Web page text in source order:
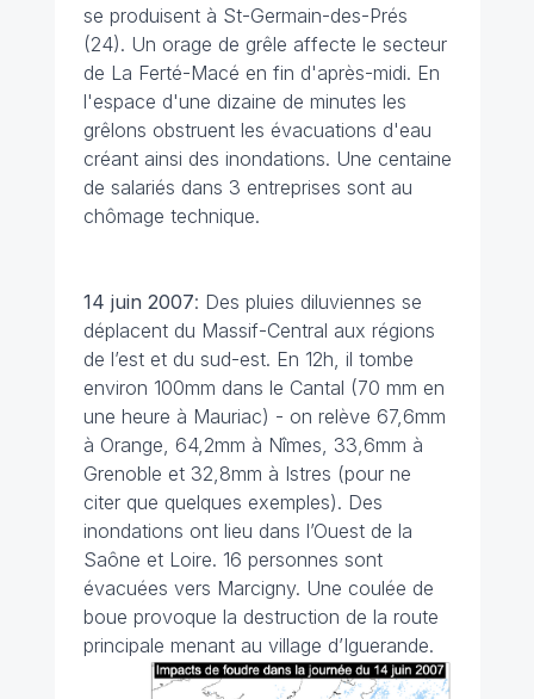
se produisent à St-Germain-des-Prés
(24). Un orage de grêle affecte le secteur
de La Ferté-Macé en fin d'après-midi. En
l'espace d'une dizaine de minutes les
grêlons obstruent les évacuations d'eau
créant ainsi des inondations. Une centaine
de salariés dans 3 entreprises sont au
chômage technique.
14 juin 2007: Des pluies diluviennes se
déplacent du Massif-Central aux régions
de l’est et du sud-est. En 12h, il tombe
environ 100mm dans le Cantal (70 mm en
une heure à Mauriac) - on relève 67,6mm
à Orange, 64,2mm à Nîmes, 33,6mm à
Grenoble et 32,8mm à Istres (pour ne
citer que quelques exemples). Des
inondations ont lieu dans l’Ouest de la
Saône et Loire. 16 personnes sont
évacuées vers Marcigny. Une coulée de
boue provoque la destruction de la route
principale menant au village d’Iguerande.